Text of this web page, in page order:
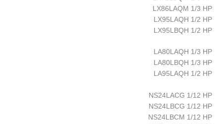
LX86LAQM 1/3 HP
LX95LAQH 1/2 HP
LX95LBQH 1/2 HP
LA80LAQH 1/3 HP
LA80LBQH 1/3 HP
LA95LAQH 1/2 HP
NS24LACG 1/12 HP
NS24LBCG 1/12 HP
NS24LBCM 1/12 HP